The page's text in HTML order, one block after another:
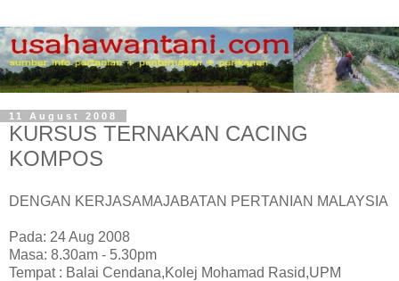
11 August 2008
KURSUS TERNAKAN CACING
KOMPOS
DENGAN KERJASAMAJABATAN PERTANIAN MALAYSIA
Pada: 24 Aug 2008
Masa: 8.30am - 5.30pm
Tempat : Balai Cendana,Kolej Mohamad Rasid,UPM